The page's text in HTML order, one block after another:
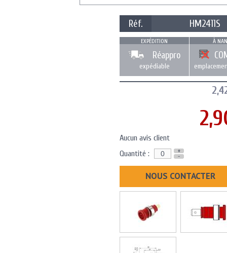
Réf. HM2411S
EXPÉDITION
Réappro
expédiable
À
Aucun avis client
Quantité :
+
-
NOUS CONTACTER